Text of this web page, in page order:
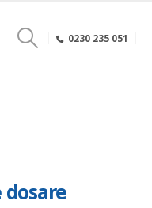
0230 235 051